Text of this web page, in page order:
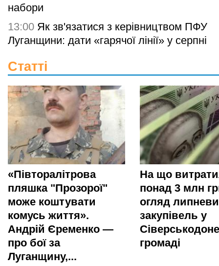
набори
13:00 Як зв'язатися з керівництвом ПФУ
Луганщини: дати «гарячої лінії» у серпні
Статті
«Півторалітрова
пляшка "Прозорої"
може коштувати
комусь життя».
Андрій Єременко —
про бої за
Луганщину,...
На що
понад 3 млн
огляд
закупівель у
громаді